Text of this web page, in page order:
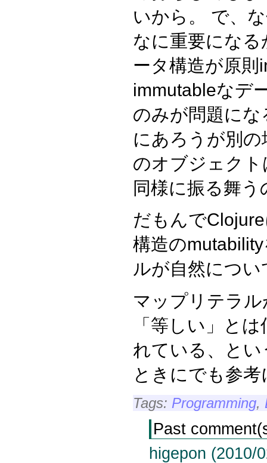
いから。 で、
なに重要にな
ータ構造が原則
immutableなデ
のみが問題に
にあろうが別
のオブジェク
同様に振る舞
だもんで
構造の
ルが自然につ
マップリテラ
「等しい」と
れている、と
ときにでも参
Tags: Programming,
Past
higepon (2010/